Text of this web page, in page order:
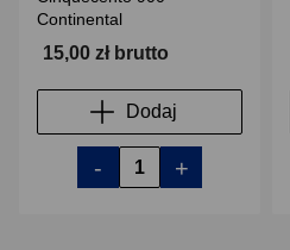
Continental
15,00 zł brutto
Dodaj
- +